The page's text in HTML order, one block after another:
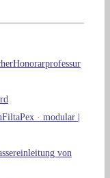
Honorarprofessur
FiltaPex · modular |
von